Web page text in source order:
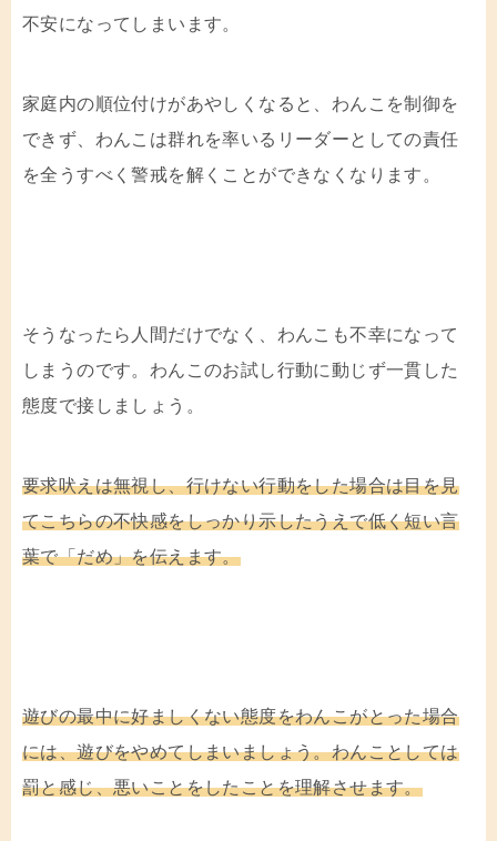
不安になってしまいます。
家庭内の順位付けがあやしくなると、わんこを制御を
できず、わんこは群れを率いるリーダーとしての責任
を全うすべく警戒を解くことができなくなります。
そうなったら人間だけでなく、わんこも不幸になって
しまうのです。わんこのお試し行動に動じず一貫した
態度で接しましょう。
要求吠えは無視し、行けない行動をした場合は目を見
てこちらの不快感をしっかり示したうえで低く短い言
葉で「だめ」を伝えます。
遊びの最中に好ましくない態度をわんこがとった場合
には、遊びをやめてしまいましょう。わんことしては
罰と感じ、悪いことをしたことを理解させます。